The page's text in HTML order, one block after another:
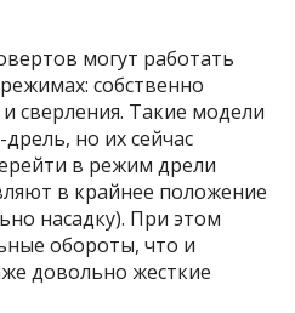
могут работать
собственно
сверления. Такие модели
но их сейчас
в режим дрели
в крайнее положение
насадку). При этом
обороты, что и
довольно жесткие